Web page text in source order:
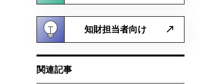
知財担当者向け
関連記事